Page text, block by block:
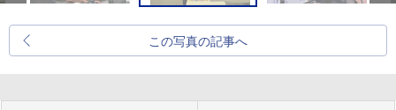
この写真の記事へ